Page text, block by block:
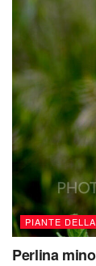
PIANTE
Perlina